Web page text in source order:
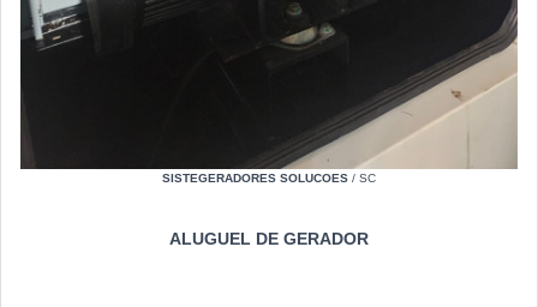
SISTEGERADORES SOLUCOES / SC
ALUGUEL DE GERADOR